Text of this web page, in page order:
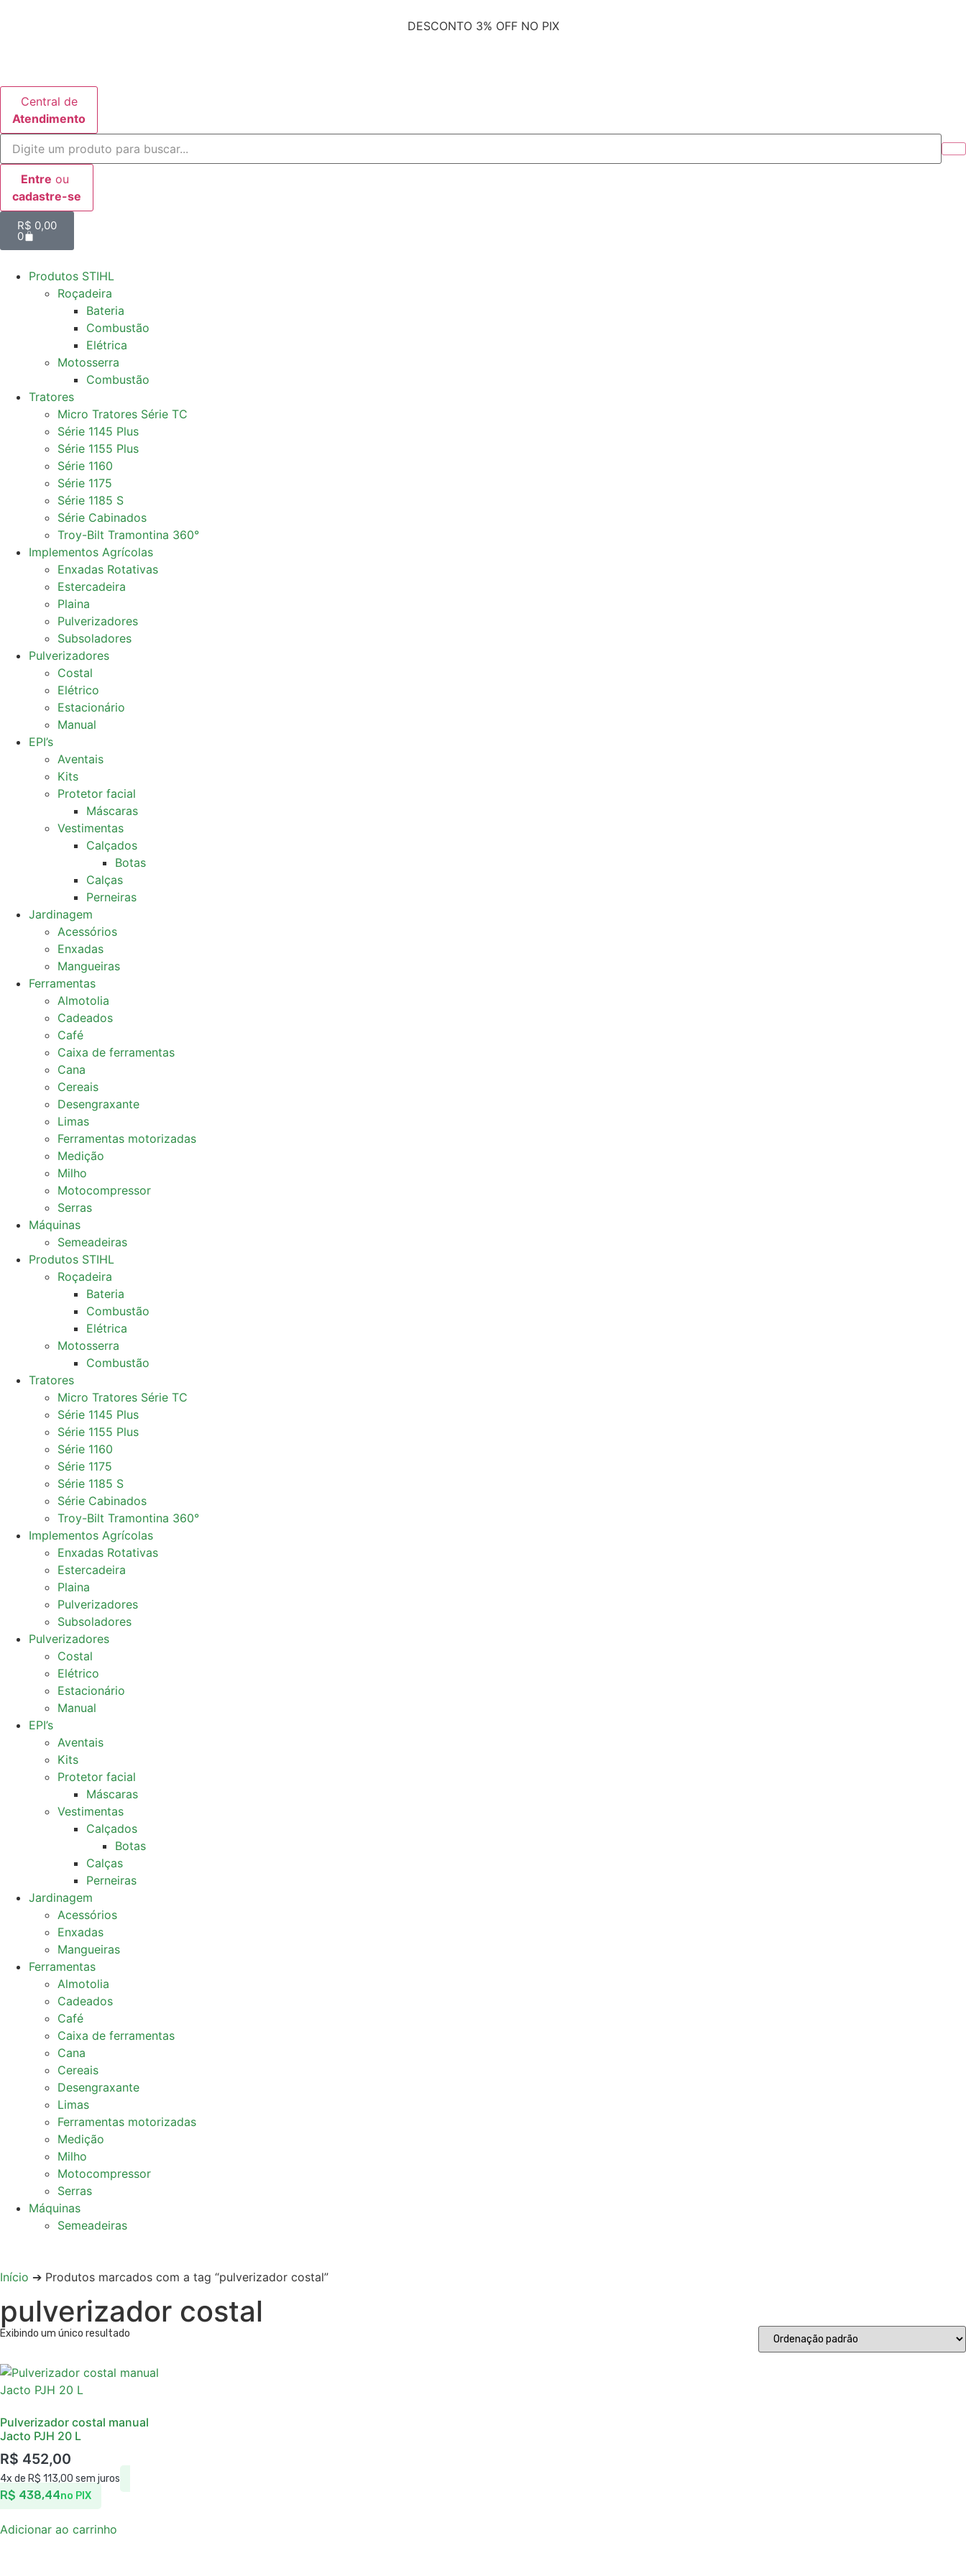
DESCONTO 3% OFF NO PIX
Central de
Atendimento
Entre ou
cadastre-se
R$ 0,00
0
Produtos STIHL
Roçadeira
Bateria
Combustão
Elétrica
Motosserra
Combustão
Tratores
Micro Tratores Série TC
Série 1145 Plus
Série 1155 Plus
Série 1160
Série 1175
Série 1185 S
Série Cabinados
Troy-Bilt Tramontina 360°
Implementos Agrícolas
Enxadas Rotativas
Estercadeira
Plaina
Pulverizadores
Subsoladores
Pulverizadores
Costal
Elétrico
Estacionário
Manual
EPI’s
Aventais
Kits
Protetor facial
Máscaras
Vestimentas
Calçados
Botas
Calças
Perneiras
Jardinagem
Acessórios
Enxadas
Mangueiras
Ferramentas
Almotolia
Cadeados
Café
Caixa de ferramentas
Cana
Cereais
Desengraxante
Limas
Ferramentas motorizadas
Medição
Milho
Motocompressor
Serras
Máquinas
Semeadeiras
Produtos STIHL
Roçadeira
Bateria
Combustão
Elétrica
Motosserra
Combustão
Tratores
Micro Tratores Série TC
Série 1145 Plus
Série 1155 Plus
Série 1160
Série 1175
Série 1185 S
Série Cabinados
Troy-Bilt Tramontina 360°
Implementos Agrícolas
Enxadas Rotativas
Estercadeira
Plaina
Pulverizadores
Subsoladores
Pulverizadores
Costal
Elétrico
Estacionário
Manual
EPI’s
Aventais
Kits
Protetor facial
Máscaras
Vestimentas
Calçados
Botas
Calças
Perneiras
Jardinagem
Acessórios
Enxadas
Mangueiras
Ferramentas
Almotolia
Cadeados
Café
Caixa de ferramentas
Cana
Cereais
Desengraxante
Limas
Ferramentas motorizadas
Medição
Milho
Motocompressor
Serras
Máquinas
Semeadeiras
Início ➔ Produtos marcados com a tag “pulverizador costal”
pulverizador costal
Exibindo um único resultado
Pulverizador costal manual
Jacto PJH 20 L
R$ 452,00
4x de R$ 113,00 sem juros
R$ 438,44no PIX
Adicionar ao carrinho